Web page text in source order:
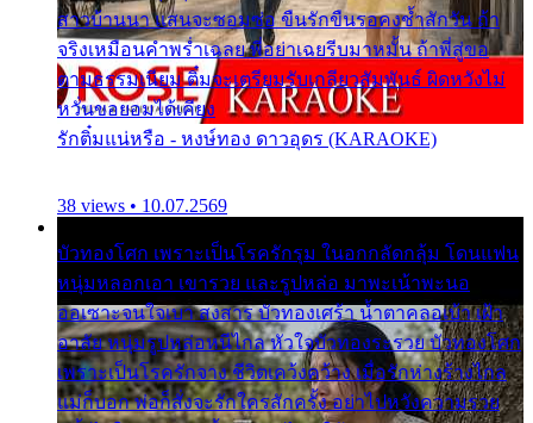
สาวบ้านนา แสนจะซอมซ่อ ขืนรักขืนรอคงช้ำสักวัน ถ้า
จริงเหมือนคำพร่ำเฉลย พี่อย่าเฉยรีบมาหมั้น ถ้าพี่สู่ขอ
ตามธรรมเนียม ติ๋มจะเตรียมรับเกลียวสัมพันธ์ ผิดหวังไม่
หวั่นขอยอมได้เคียง
รักติ๋มแน่หรือ - หงษ์ทอง ดาวอุดร (KARAOKE)
38 views • 10.07.2569
บัวทองโศก เพราะเป็นโรครักรุม ในอกกลัดกลุ้ม โดนแฟน
หนุ่มหลอกเอา เขารวย และรูปหล่อ มาพะเน้าพะนอ
ออเซาะจนใจเบา สงสาร บัวทองเศร้า น้ำตาคลอเบ้า เฝ้า
อาลัย หนุ่มรูปหล่อหนีไกล หัวใจบัวทองระรวย บัวทองโศก
เพราะเป็นโรครักจาง ชีวิตเคว้งคว้าง เมื่อรักห่างร้างไกล
แม่ก็บอก พ่อก็สั่งจะรักใครสักครั้ง อย่าไปหวังความรวย